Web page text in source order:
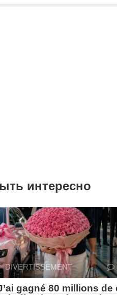
интересно
DIVERTISSEMENT
gagné 80 millions de